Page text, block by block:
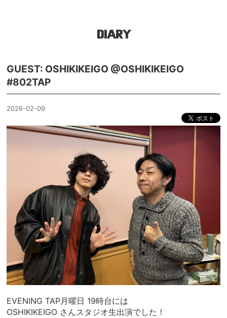
DIARY
GUEST: OSHIKIKEIGO @OSHIKIKEIGO
#802TAP
2026-02-09
EVENING TAP月曜日 19時台には
OSHIKIKEIGO さんスタジオ生出演でした！